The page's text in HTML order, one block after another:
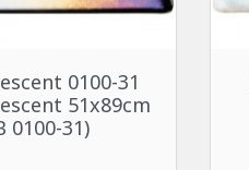
rapide
0100-31
51x89cm
0100-31)